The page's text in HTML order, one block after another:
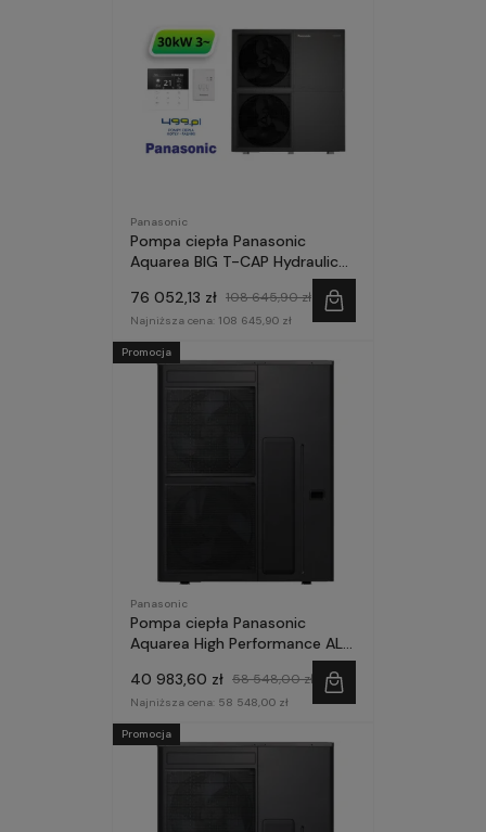
Panasonic
Pompa ciepła Panasonic
Aquarea BIG T-CAP Hydraulic
STEROWNIKIEM
76 052,13 zł 108 645,90 zł
Najniższa cena: 108 645,90 zł
Panasonic
Pompa ciepła Panasonic
Aquarea High Performance ALL
in One 12kW 120l 1~ seria M
40 983,60 zł 58 548,00 zł
Najniższa cena: 58 548,00 zł
Promocja
Promocja